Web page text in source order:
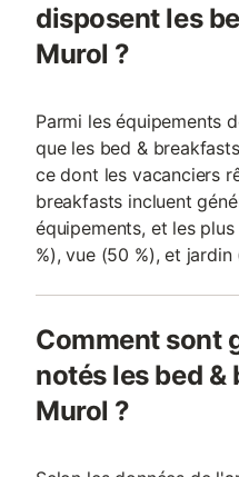
disposent les
Murol ?
Parmi les équipements
que les bed &
ce dont les vacanciers
breakfasts incluent
équipements, et les
%), vue (50 %), et
Comment sont
notés les bed &
Murol ?